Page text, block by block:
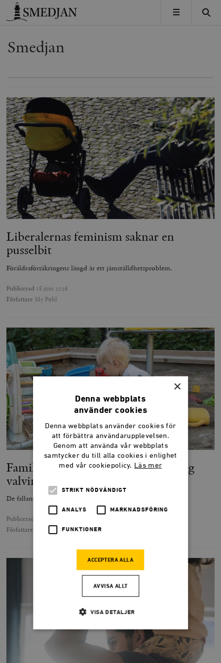
Timbro
MENY
Smedjan
Liberalernas feminism saknar en
pusselbit
Föräldraförsäkringens längd är ett jämställdhetsproblem.
Publicerad 18 juni 2026
Författare My Pohl
Familjepolitiken kan bli en borgerlig
valvinnare
De fallande födelsetalen borde engagera borgerliga politiker.
Publicerad
Författare Per Rosencrantz
×
Denna webbplats
använder cookies
Denna webbplats använder cookies för
att förbättra användarupplevelsen.
Genom att använda vår webbplats
samtycker du till alla cookies i enlighet
med vår cookiepolicy. Läs mer
STRIKT NÖDVÄNDIGT
ANALYS MARKNADSFÖRING
FUNKTIONER
ACCEPTERA ALLA
AVVISA ALLT
VISA DETALJER
Strikt nödvändigt Analys